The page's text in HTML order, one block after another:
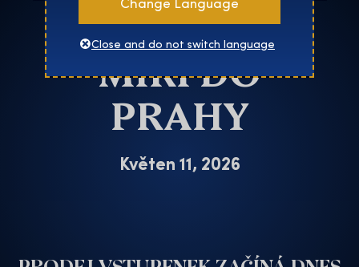
EXHIBITION
MÍŘÍ DO
PRAHY
Květen 11, 2026
Change Language
Close and do not switch language